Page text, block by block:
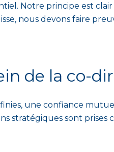
Notre principe est clair :
nous devons faire
de la co-
une confiance
stratégiques sont prises